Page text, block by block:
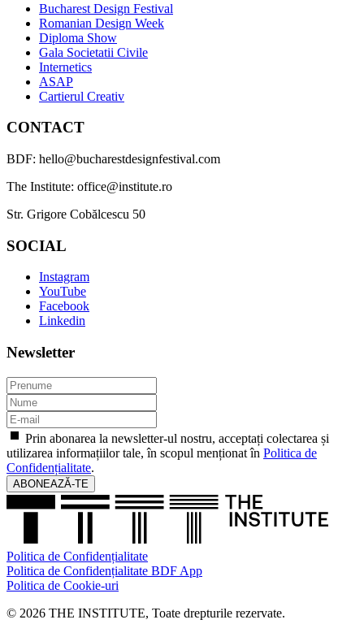
Bucharest Design Festival
Romanian Design Week
Diploma Show
Gala Societatii Civile
Internetics
ASAP
Cartierul Creativ
CONTACT
BDF: hello@bucharestdesignfestival.com
The Institute: office@institute.ro
Str. Grigore Cobălcescu 50
SOCIAL
Instagram
YouTube
Facebook
Linkedin
Newsletter
Prin abonarea la newsletter-ul nostru, acceptați colectarea și
utilizarea informațiilor tale, în scopul menționat în Politica de
Confidențialitate.
ABONEAZĂ-TE
Politica de Confidențialitate
Politica de Confidențialitate BDF App
Politica de Cookie-uri
© 2026 THE INSTITUTE, Toate drepturile rezervate.